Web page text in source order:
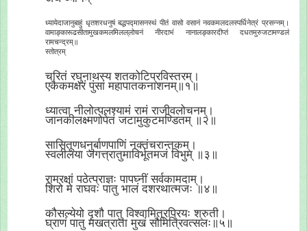
ध्यायेदाजानुबाहुं धृतशरधनुषं बद्धपद्मासनस्थं पीतं वासो वसानं नवकमलदलस्पर्धिनेत्रं प्रसन्नम्।
वामाङ्कारूढसीतामुखकमलमिलल्लोचनं नीरदाभं नानालङ्कारदीप्तं दधतमुरुजटामण्डलं
रामचन्द्रम्॥
स्तोत्रम्
चरितं रघुनाथस्य शतकोटिप्रविस्तरम्।
एकैकमक्षरं पुंसां महापातकनाशनम्॥१॥
ध्यात्वा नीलोत्पलश्यामं रामं राजीवलोचनम्।
जानकीलक्ष्मणोपेतं जटामुकुटमण्डितम् ॥२॥
सासितूणधनुर्बाणपाणिं नक्तंचरान्तकम्।
स्वलीलया जगत्त्रातुमाविर्भूतमजं विभुम् ॥३॥
रामरक्षां पठेत्प्राज्ञः पापघ्नीं सर्वकामदाम्।
शिरो मे राघवः पातु भालं दशरथात्मजः ॥४॥
कौसल्येयो दृशौ पातु विश्वामित्रप्रियः श्रुती।
घ्राणं पातु मखत्राता मुखं सौमित्रिवत्सलः॥५॥